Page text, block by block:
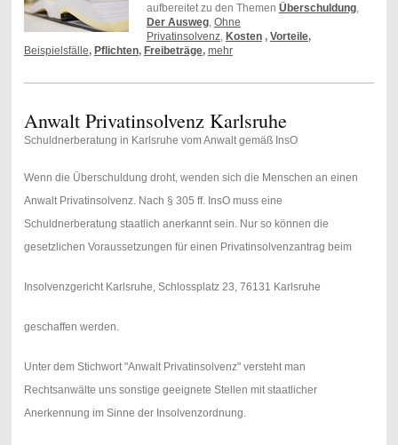
aufbereitet zu den Themen Überschuldung,
Der Ausweg, Ohne
Privatinsolvenz, Kosten , Vorteile,
Beispielsfälle, Pflichten, Freibeträge, mehr
Anwalt Privatinsolvenz Karlsruhe
Schuldnerberatung in Karlsruhe vom Anwalt gemäß InsO
Wenn die Überschuldung droht, wenden sich die Menschen an einen
Anwalt Privatinsolvenz. Nach § 305 ff. InsO muss eine
Schuldnerberatung staatlich anerkannt sein. Nur so können die
gesetzlichen Voraussetzungen für einen Privatinsolvenzantrag beim
Insolvenzgericht Karlsruhe, Schlossplatz 23, 76131 Karlsruhe
geschaffen werden.
Unter dem Stichwort "Anwalt Privatinsolvenz" versteht man
Rechtsanwälte uns sonstige geeignete Stellen mit staatlicher
Anerkennung im Sinne der Insolvenzordnung.